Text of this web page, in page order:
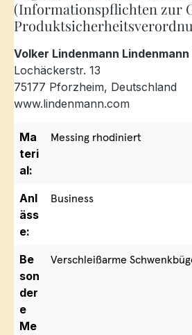
(Informationspflichten zur
Volker Lindenmann Lindenmann
Lochäckerstr. 13
75177 Pforzheim, Deutschland
www.lindenmann.com
Ma
teri
al:
Messing rhodiniert
Anl
äss
e:
Business
Be
son
der
e
Me
Verschleißarme